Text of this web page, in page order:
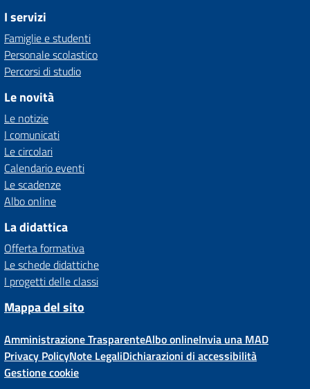
I servizi
Famiglie e studenti
Personale scolastico
Percorsi di studio
Le novità
Le notizie
I comunicati
Le circolari
Calendario eventi
Le scadenze
Albo online
La didattica
Offerta formativa
Le schede didattiche
I progetti delle classi
Mappa del sito
Amministrazione TrasparenteAlbo onlineInvia una MAD
Privacy PolicyNote LegaliDichiarazioni di accessibilità
Gestione cookie